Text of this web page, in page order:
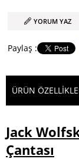
YORUM YAZ
ÜRÜN
Jack
Çantası